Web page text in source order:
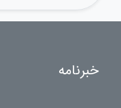
خبرنامه